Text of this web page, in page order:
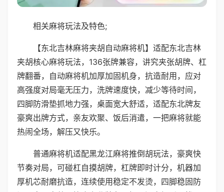
相关麻将玩法及特色;
【东北吉林麻将夹胡自动麻将机】适配东北吉林
夹胡核心麻将玩法，136张牌兼容，讲究夹张胡牌、杠
牌翻番，自动麻将机加厚加固机身，抗造耐用，应对
高强度对局毫无压力，洗牌速度快，减少等待时间，
四脚防滑垫抓地力强，桌面宽大舒适，适配东北牌友
豪爽出牌方式，亲友欢聚、饭后消遣，一把麻将就能
热闹全场，解压又快乐。
普通麻将机适配黑龙江麻将推倒胡玩法，豪爽快
节奏对局，可碰杠自摸胡牌，杠牌即时计分，机器加
厚机芯耐磨抗造，连续使用稳定不发烫，四脚稳固防